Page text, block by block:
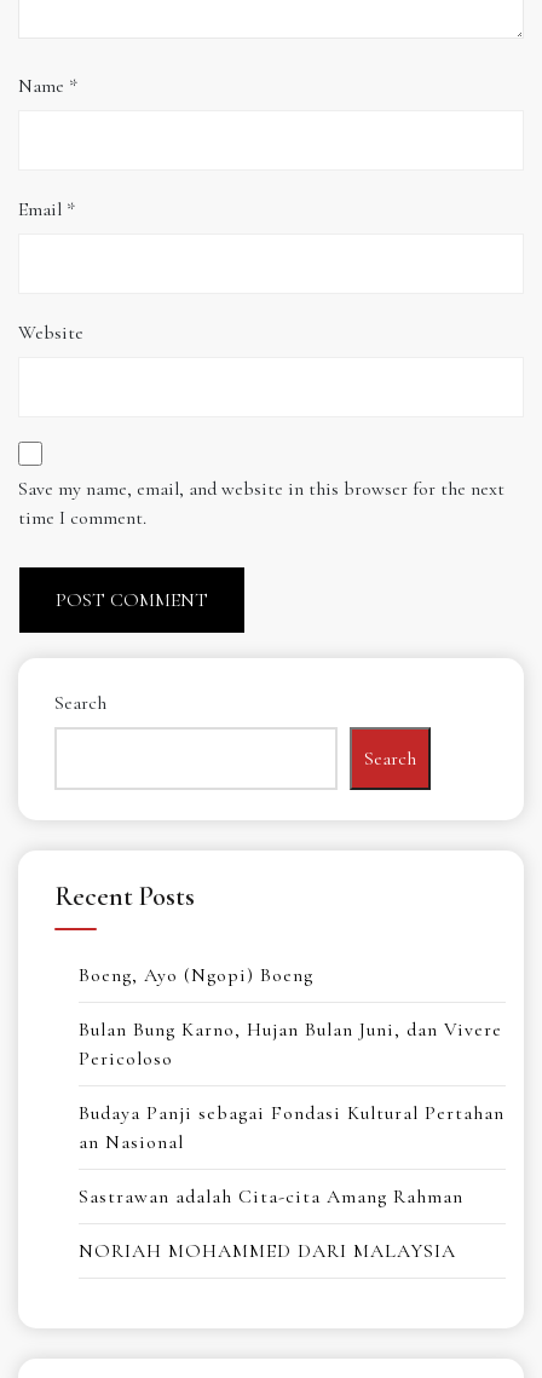
Name *
Email *
Website
Save my name, email, and website in this browser for the next
time I comment.
Search
Search
Recent Posts
Boeng, Ayo (Ngopi) Boeng
Bulan Bung Karno, Hujan Bulan Juni, dan Vivere
Pericoloso
Budaya Panji sebagai Fondasi Kultural Pertahan
an Nasional
Sastrawan adalah Cita-cita Amang Rahman
NORIAH MOHAMMED DARI MALAYSIA